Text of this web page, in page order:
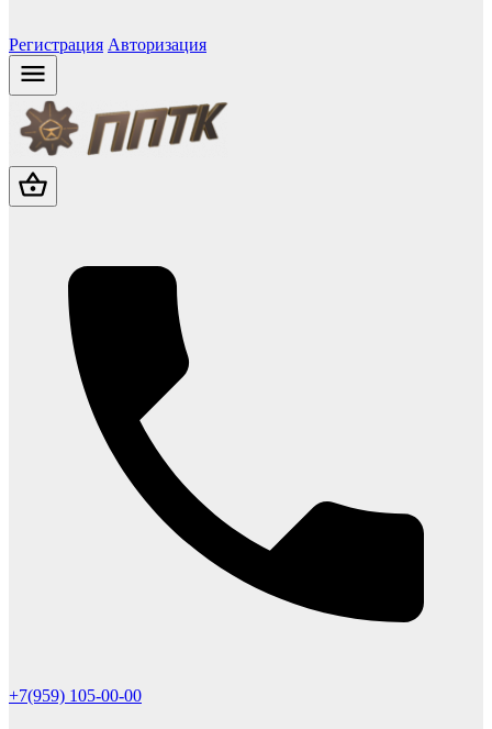
Регистрация Авторизация
+7(959) 105-00-00